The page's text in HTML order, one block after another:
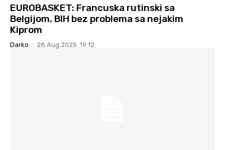
EUROBASKET: Francuska rutinski sa
Belgijom, BIH bez problema sa nejakim
Kiprom
Darko - 28 Aug 2025. 19:12